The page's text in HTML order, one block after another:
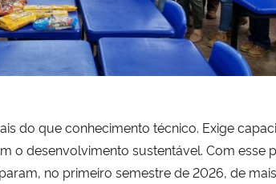
do que conhecimento técnico. Exige
o desenvolvimento sustentável. Com esse
no primeiro semestre de 2026, de